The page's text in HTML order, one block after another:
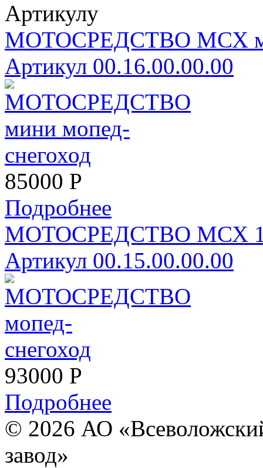
Артикулу
МОТОСРЕДСТВО МСХ
Артикул 00.16.00.00.00
85000 Р
Подробнее
МОТОСРЕДСТВО МСХ 1
Артикул 00.15.00.00.00
93000 Р
Подробнее
© 2026 АО
завод»